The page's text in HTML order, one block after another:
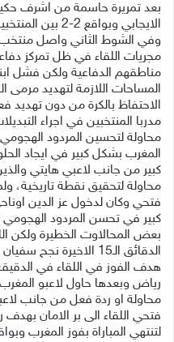
بعد تمريرة حاسمة من اشرف
الايجابي وبواقع 2-2 بين المنتخبين.
وفي الشوط الثاني واصل منتخب
مجريات اللقاء في ظل تمركز
مناطقهم الدفاعية ولكن فشل
المساحات اللازمة لتهديد
الاحتفاظ بالكرة من دون تهديد
مدربا المنتخبين في اجراء
محاولة لتحسين المردود
المغرب بشكل كبير في ايجاد
كبير من جانب لاعبي هايتي
محاولة لتحقيق نقطة تاريخية،
فتحي وكان لدخول عز الدين
كبير في تحسن المردود
بعض المحالاوت الخطيرة ولكن
الدقائق الـ15
رياض وبعدها حاول لاعبو المغرب
محاولة او ردة فعل من جانب
لتنتهي المباراة بفوز المغرب وبواقع